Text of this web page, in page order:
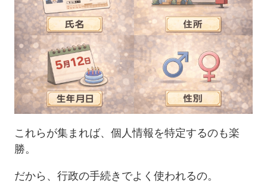
これらが集まれば、個人情報を特定するのも楽
勝。
だから、行政の手続きでよく使われるの。